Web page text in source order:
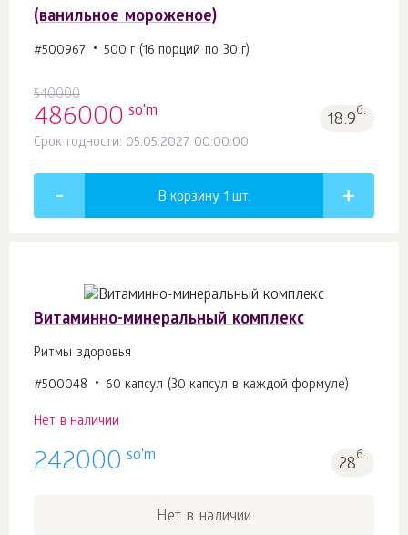
(ванильное мороженое)
#500967 500 г (16 порций по 30 г)
540000
486000 so'm 18.9б.
Срок годности: 05.05.2027 00:00:00
В корзину 1 шт.
Витаминно-минеральный комплекс
Ритмы здоровья
#500048 60 капсул (30 капсул в каждой формуле)
Нет в наличии
242000 so'm 28б.
Нет в наличии